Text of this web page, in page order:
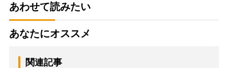
あわせて読みたい
あなたにオススメ
関連記事